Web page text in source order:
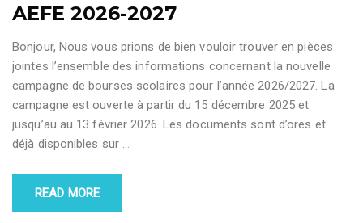
AEFE 2026-2027
Bonjour, Nous vous prions de bien vouloir trouver en pièces
jointes l’ensemble des informations concernant la nouvelle
campagne de bourses scolaires pour l’année 2026/2027. La
campagne est ouverte à partir du 15 décembre 2025 et
jusqu’au au 13 février 2026. Les documents sont d’ores et
déjà disponibles sur …
READ MORE